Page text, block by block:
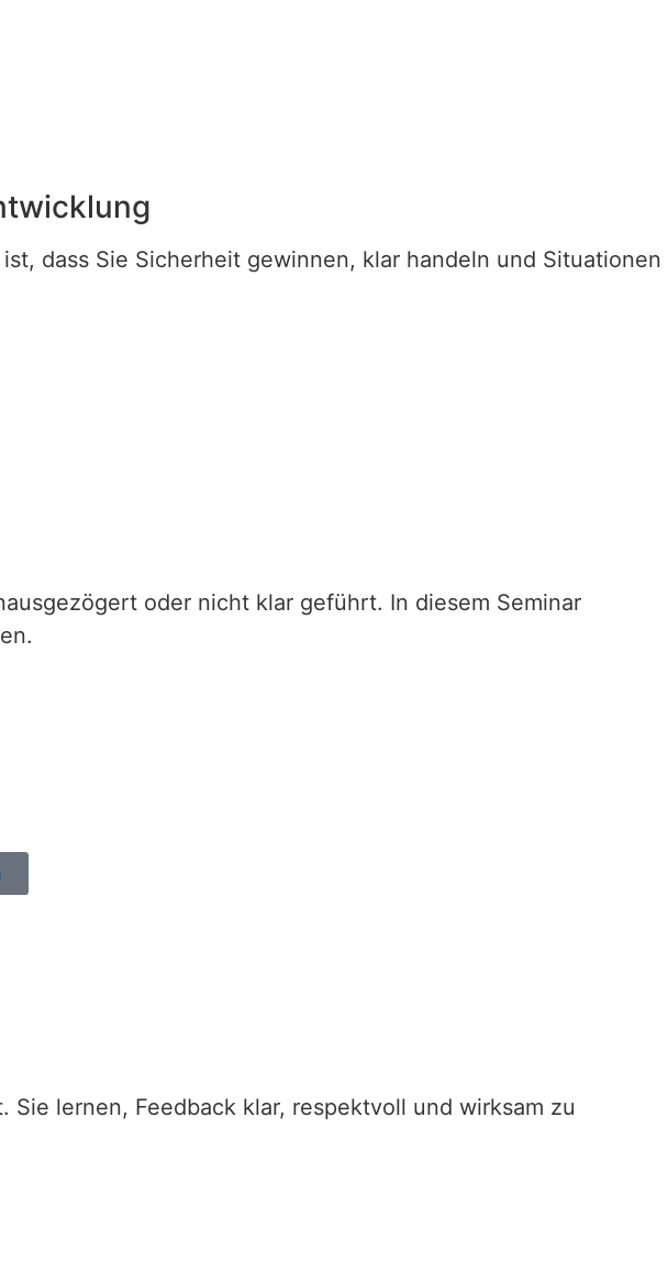
dass Sie Sicherheit gewinnen, klar handeln und Situationen
oder nicht klar geführt. In diesem Seminar
lernen, Feedback klar, respektvoll und wirksam zu